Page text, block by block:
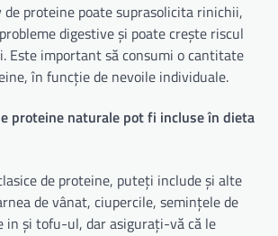
de proteine poate suprasolicita rinichii,
digestive și poate crește riscul
Este important să consumi o cantitate
în funcție de nevoile individuale.
proteine naturale pot fi incluse în dieta
de proteine, puteți include și alte
de vânat, ciupercile, semințele de
in și tofu-ul, dar asigurați-vă că le